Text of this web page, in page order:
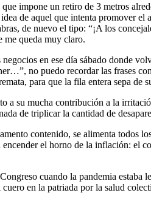
impone un retiro de 3 metros
de aquel que intenta promover el
de nuevo el tipo: “¡A los
queda muy claro.
en ese día sábado donde
no puedo recordar las frases
para que la fila entera sepa de
a su mucha contribución a la
de triplicar la cantidad de
contenido, se alimenta todos
el horno de la inflación: el
cuando la pandemia estaba
en la patriada por la salud